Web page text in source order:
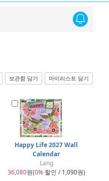
보관함 담기 마이리스트 담기
Happy Life 2027 Wall
Calendar
Lang
36,080원(0%할인 / 1,090원)